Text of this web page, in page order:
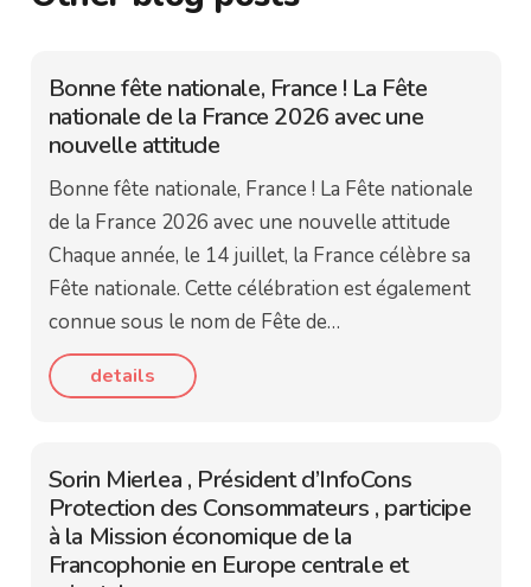
Bonne fête nationale, France ! La Fête
nationale de la France 2026 avec une
nouvelle attitude
Bonne fête nationale, France ! La Fête nationale
de la France 2026 avec une nouvelle attitude
Chaque année, le 14 juillet, la France célèbre sa
Fête nationale. Cette célébration est également
connue sous le nom de Fête de…
details
Sorin Mierlea , Président d’InfoCons
Protection des Consommateurs , participe
à la Mission économique de la
Francophonie en Europe centrale et